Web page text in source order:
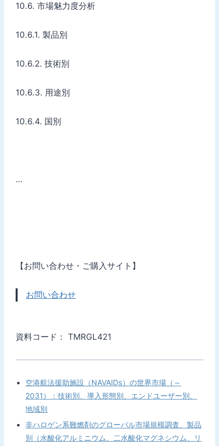
10.6. 市場魅力度分析
10.6.1. 製品別
10.6.2. 技術別
10.6.3. 用途別
10.6.4. 国別
…
【お問い合わせ・ご購入サイト】
お問い合わせ
資料コード： TMRGL421
空港航法援助施設（NAVAIDs）の世界市場（～
2031）：技術別、導入形態別、エンドユーザー別、
地域別
非ハロゲン系難燃剤のグローバル市場規模調査、製品
別（水酸化アルミニウム、二水酸化マグネシウム、リ